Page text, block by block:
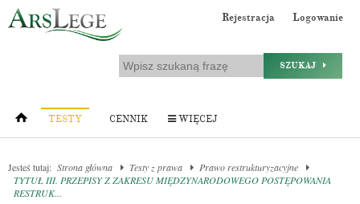
Rejestracja Logowanie
SZUKAJ
TESTY CENNIK WIĘCEJ
Jesteś tutaj: Strona główna Testy z prawa
Prawo restrukturyzacyjne
TYTUŁ III. PRZEPISY Z ZAKRESU MIĘDZYNARODOWEGO POSTĘPOWANIA
RESTRUK...